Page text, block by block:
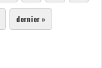
dernier »